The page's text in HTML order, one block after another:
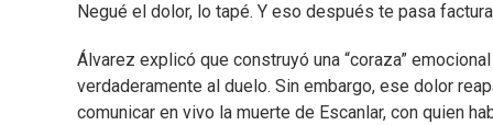
Negué el dolor, lo tapé. Y eso después te pasa
Álvarez explicó que construyó una “coraza”
verdaderamente al duelo. Sin embargo, ese dolor
comunicar en vivo la muerte de Escanlar, con quien